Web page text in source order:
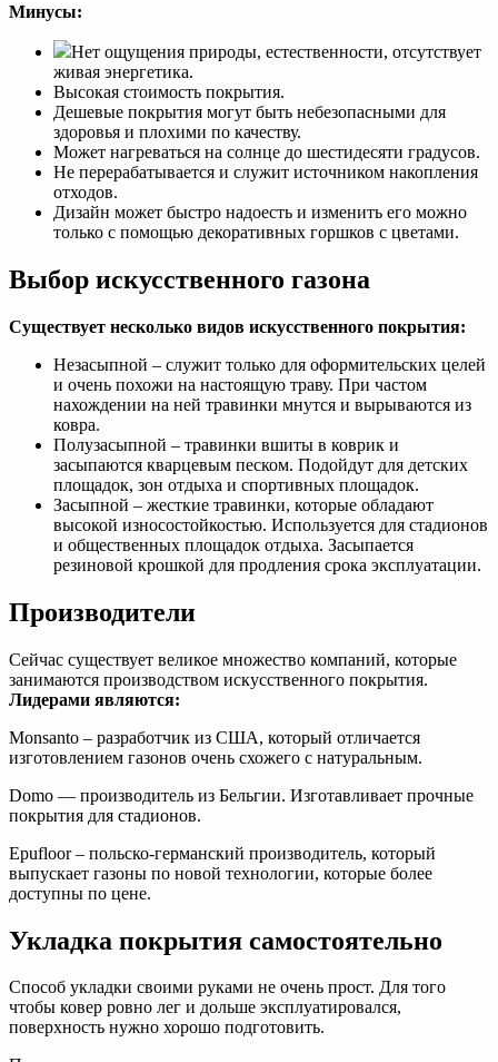
Минусы:
Нет ощущения природы, естественности, отсутствует
живая энергетика.
Высокая стоимость покрытия.
Дешевые покрытия могут быть небезопасными для
здоровья и плохими по качеству.
Может нагреваться на солнце до шестидесяти градусов.
Не перерабатывается и служит источником накопления
отходов.
Дизайн может быстро надоесть и изменить его можно
только с помощью декоративных горшков с цветами.
Выбор искусственного газона
Существует несколько видов искусственного покрытия:
Незасыпной – служит только для оформительских целей
и очень похожи на настоящую траву. При частом
нахождении на ней травинки мнутся и вырываются из
ковра.
Полузасыпной – травинки вшиты в коврик и
засыпаются кварцевым песком. Подойдут для детских
площадок, зон отдыха и спортивных площадок.
Засыпной – жесткие травинки, которые обладают
высокой износостойкостью. Используется для стадионов
и общественных площадок отдыха. Засыпается
резиновой крошкой для продления срока эксплуатации.
Производители
Сейчас существует великое множество компаний, которые
занимаются производством искусственного покрытия.
Лидерами являются:
Monsanto – разработчик из США, который отличается
изготовлением газонов очень схожего с натуральным.
Domo — производитель из Бельгии. Изготавливает прочные
покрытия для стадионов.
Epufloor – польско-германский производитель, который
выпускает газоны по новой технологии, которые более
доступны по цене.
Укладка покрытия самостоятельно
Способ укладки своими руками не очень прост. Для того
чтобы ковер ровно лег и дольше эксплуатировался,
поверхность нужно хорошо подготовить.